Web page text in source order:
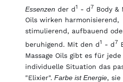
Essenzen der d1 - d7 Body &
Oils wirken harmonisierend,
stimulierend, aufbauend
beruhigend. Mit den d1 - d7
Massage Oils gibt es für jede
individuelle Situation das
"Elixier". Farbe ist Energie, sie